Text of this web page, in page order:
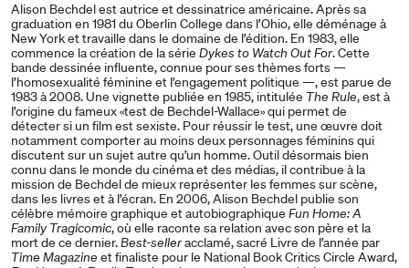
Alison Bechdel est autrice et dessinatrice américaine. Après sa
graduation en 1981 du Oberlin College dans l’Ohio, elle déménage à
New York et travaille dans le domaine de l’édition. En 1983, elle
commence la création de la série Dykes to Watch Out For. Cette
bande dessinée influente, connue pour ses thèmes forts —
l’homosexualité féminine et l’engagement politique —, est parue de
1983 à 2008. Une vignette publiée en 1985, intitulée The Rule, est à
l’origine du fameux «test de Bechdel-Wallace» qui permet de
détecter si un film est sexiste. Pour réussir le test, une œuvre doit
notamment comporter au moins deux personnages féminins qui
discutent sur un sujet autre qu’un homme. Outil désormais bien
connu dans le monde du cinéma et des médias, il contribue à la
mission de Bechdel de mieux représenter les femmes sur scène,
dans les livres et à l’écran. En 2006, Alison Bechdel publie son
célèbre mémoire graphique et autobiographique Fun Home: A
Family Tragicomic, où elle raconte sa relation avec son père et la
mort de ce dernier.Best-selleracclamé, sacré Livre de l’année par
Time Magazine et finaliste pour le National Book Critics Circle Award,